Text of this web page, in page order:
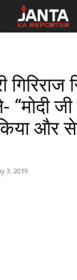
गिरिराज
“मोदी
और
3, 2019